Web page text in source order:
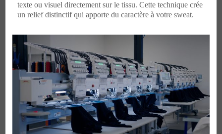
texte ou visuel directement sur le tissu. Cette technique crée
un relief distinctif qui apporte du caractère à votre sweat.